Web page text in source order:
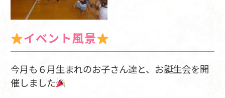
イベント風景
今月も６月生まれのお子さん達と、お誕生会を開
催しました